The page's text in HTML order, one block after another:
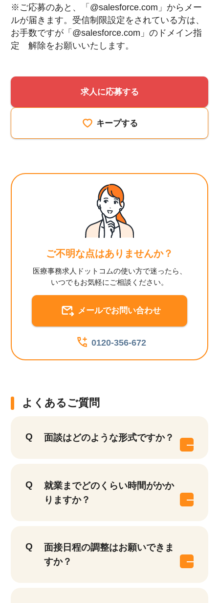
※ご応募のあと、「@salesforce.com」からメー
ルが届きます。受信制限設定をされている方は、
お手数ですが「@salesforce.com」のドメイン指
定 解除をお願いいたします。
求人に応募する
キープする
ご不明な点はありませんか？
医療事務求人ドットコムの使い方で迷ったら、
いつでもお気軽にご相談ください。
メールでお問い合わせ
0120-356-672
よくあるご質問
面談はどのような形式ですか？
就業までどのくらい時間がかか
りますか？
面接日程の調整はお願いできま
すか？